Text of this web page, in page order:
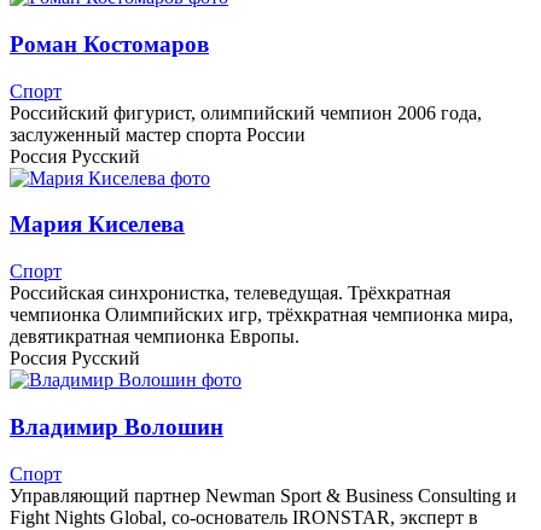
Роман Костомаров
Спорт
Российский фигурист, олимпийский чемпион 2006 года,
заслуженный мастер спорта России
Россия Русский
Мария Киселева
Спорт
Российская синхронистка, телеведущая. Трёхкратная
чемпионка Олимпийских игр, трёхкратная чемпионка мира,
девятикратная чемпионка Европы.
Россия Русский
Владимир Волошин
Спорт
Управляющий партнер Newman Sport & Business Consulting и
Fight Nights Global, со-основатель IRONSTAR, эксперт в